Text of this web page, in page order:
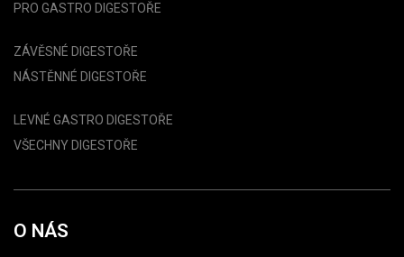
PRO GASTRO DIGESTOŘE
ZÁVĚSNÉ DIGESTOŘE
NÁSTĚNNÉ DIGESTOŘE
LEVNÉ GASTRO DIGESTOŘE
VŠECHNY DIGESTOŘE
O NÁS